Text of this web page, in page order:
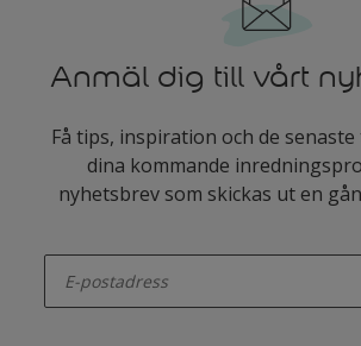
Anmäl dig till vårt
Få tips, inspiration och de
dina kommande
nyhetsbrev som skickas ut en